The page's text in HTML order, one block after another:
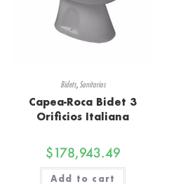
Bidets, Sanitarios
Capea-Roca Bidet 3
Orificios Italiana
$178,943.49
Add to cart